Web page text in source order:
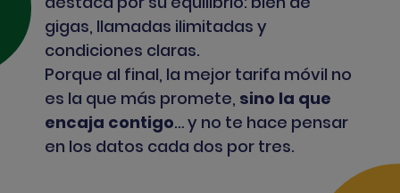
gigas, llamadas ilimitadas y
condiciones claras.
Porque al final, la mejor tarifa móvil no
es la que más promete, sino la que
encaja contigo… y no te hace pensar
en los datos cada dos por tres.